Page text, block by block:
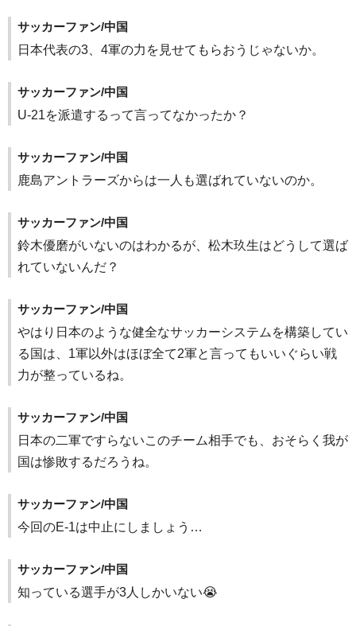
サッカーファン/中国
日本代表の3、4軍の力を見せてもらおうじゃないか。
サッカーファン/中国
U-21を派遣するって言ってなかったか？
サッカーファン/中国
鹿島アントラーズからは一人も選ばれていないのか。
サッカーファン/中国
鈴木優磨がいないのはわかるが、松木玖生はどうして選ば
れていないんだ？
サッカーファン/中国
やはり日本のような健全なサッカーシステムを構築してい
る国は、1軍以外はほぼ全て2軍と言ってもいいぐらい戦
力が整っているね。
サッカーファン/中国
日本の二軍ですらないこのチーム相手でも、おそらく我が
国は惨敗するだろうね。
サッカーファン/中国
今回のE-1は中止にしましょう…
サッカーファン/中国
知っている選手が3人しかいない😭